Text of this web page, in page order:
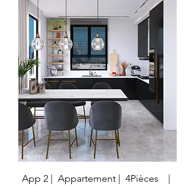
App 2 | Appartement | 4Pièces |